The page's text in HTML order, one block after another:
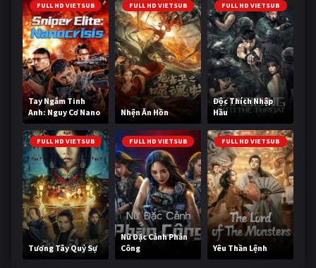
FULL HD VIETSUB
Tay Ngắm Tinh
Anh: Nguy Cơ Nano
FULL HD VIETSUB
Nhện Ăn Hồn
FULL HD VIETSUB
Độc Thích Nhập
Hầu
FULL HD VIETSUB
Tương Tây Quỷ Sự
FULL HD VIETSUB
Nữ Đặc Cảnh Phản
Công
FULL HD VIETSUB
Yêu Thần Lệnh